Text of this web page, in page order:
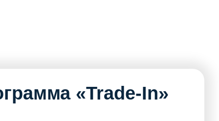
«Trade-In»